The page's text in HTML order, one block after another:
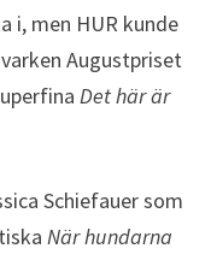
i, men HUR kunde
Augustpriset
Det här är
Schiefauer som
När hundarna